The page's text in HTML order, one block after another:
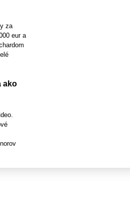
za
eur a
ako